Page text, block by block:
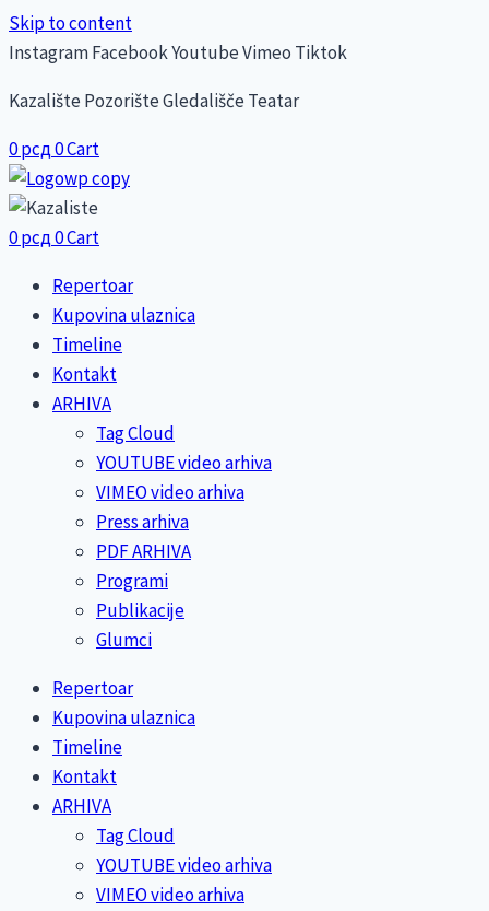
Skip to content
InstagramFacebookYoutubeVimeo Tiktok
Kazalište Pozorište Gledališče Teatar
0рсд0Cart
0рсд0Cart
Repertoar
Kupovina ulaznica
Timeline
Kontakt
ARHIVA
Tag Cloud
YOUTUBE video arhiva
VIMEO video arhiva
Press arhiva
PDF ARHIVA
Programi
Publikacije
Glumci
Repertoar
Kupovina ulaznica
Timeline
Kontakt
ARHIVA
Tag Cloud
YOUTUBE video arhiva
VIMEO video arhiva